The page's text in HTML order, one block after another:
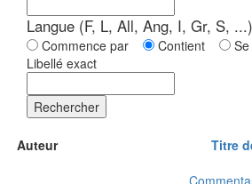
Langue (F, L, All, Ang, I, Gr, S,
Commence par Contient
Libellé exact
Rechercher
Auteur Titre